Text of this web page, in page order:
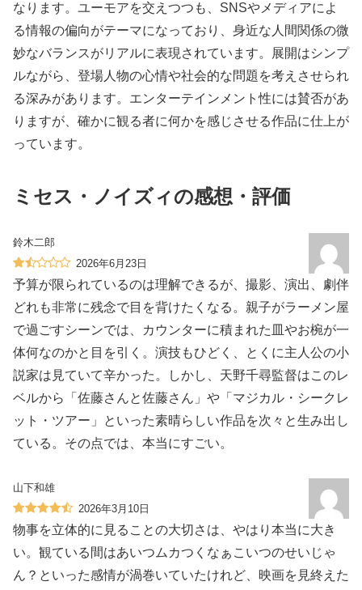
なります。ユーモアを交えつつも、SNSやメディアによ
る情報の偏向がテーマになっており、身近な人間関係の微
妙なバランスがリアルに表現されています。展開はシンプ
ルながら、登場人物の心情や社会的な問題を考えさせられ
る深みがあります。エンターテインメント性には賛否があ
りますが、確かに観る者に何かを感じさせる作品に仕上が
っています。
ミセス・ノイズィの感想・評価
鈴木二郎
2026年6月23日
予算が限られているのは理解できるが、撮影、演出、劇伴
どれも非常に残念で目を背けたくなる。親子がラーメン屋
で過ごすシーンでは、カウンターに積まれた皿やお椀が一
体何なのかと目を引く。演技もひどく、とくに主人公の小
説家は見ていて辛かった。しかし、天野千尋監督はこのレ
ベルから「佐藤さんと佐藤さん」や「マジカル・シークレ
ット・ツアー」といった素晴らしい作品を次々と生み出し
ている。その点では、本当にすごい。
山下和雄
2026年3月10日
物事を立体的に見ることの大切さは、やはり本当に大き
い。観ている間はあいつムカつくなぁこいつのせいじゃ
ん？といった感情が渦巻いていたけれど、映画を見終えた